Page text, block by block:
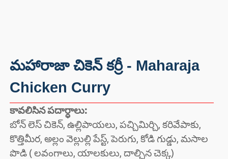
మహారాజా చికెన్ కర్రీ - Maharaja
Chicken Curry
కావలిసిన పదార్ధాలు:
బోన్ లెస్ చికెన్, ఉల్లిపాయలు, పచ్చిమిర్చి, కరివేపాకు,
కొత్తిమీర, అల్లం వెల్లుల్లి పేస్ట్, పెరుగు, కోడి గుడ్డు, మసాల
పొడి ( లవంగాలు, యాలకులు, దాల్చిన చెక్క)